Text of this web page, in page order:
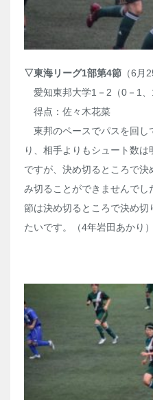
▽東海リーグ1部第4節 （6月
愛知東邦大学1－2（0－1
得点：佐々木花菜
東邦のペースでパスを回し
り、相手よりもシュート数は
ですが、決め切るところで
み切ることができませんで
節は決め切るところで決め切
たいです。（4年岩田あかり）